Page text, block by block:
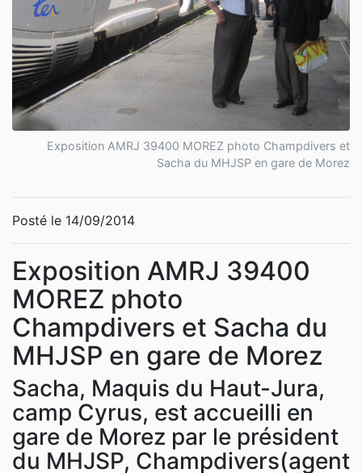
Exposition AMRJ 39400 MOREZ photo Champdivers et
Sacha du MHJSP en gare de Morez
Posté le 14/09/2014
Exposition AMRJ 39400
MOREZ photo
Champdivers et Sacha du
MHJSP en gare de Morez
Sacha, Maquis du Haut-Jura,
camp Cyrus, est accueilli en
gare de Morez par le président
du MHJSP, Champdivers(agent